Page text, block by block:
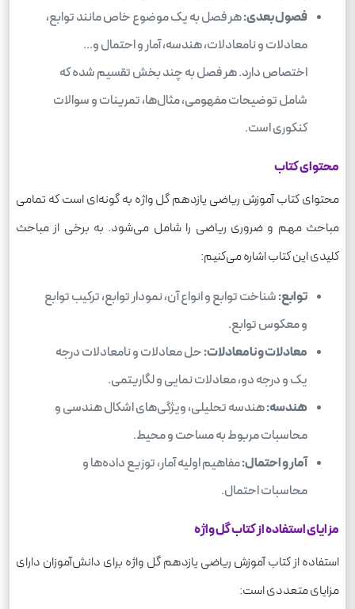
فصول بعدی:هر فصل به یک موضوع خاص مانند توابع،
معادلات و نامعادلات، هندسه، آمار و احتمال و...
اختصاص دارد. هر فصل به چند بخش تقسیم شده که
شامل توضیحات مفهومی، مثال‌ها، تمرینات و سوالات
کنکوری است.
محتوای کتاب
محتوای کتاب آموزش ریاضی یازدهم گل واژه به گونه‌ای است که تمامی
مباحث مهم و ضروری ریاضی را شامل می‌شود. به برخی از مباحث
کلیدی این کتاب اشاره می‌کنیم:
توابع:شناخت توابع و انواع آن، نمودار توابع، ترکیب توابع
و معکوس توابع.
معادلات و نامعادلات:حل معادلات و نامعادلات درجه
یک و درجه دو، معادلات نمایی و لگاریتمی.
هندسه:هندسه تحلیلی، ویژگی‌های اشکال هندسی و
محاسبات مربوط به مساحت و محیط.
آمار و احتمال:مفاهیم اولیه آمار، توزیع داده‌ها و
محاسبات احتمال.
مزایای استفاده از کتاب گل واژه
استفاده از کتاب آموزش ریاضی یازدهم گل واژه برای دانش‌آموزان دارای
مزایای متعددی است: